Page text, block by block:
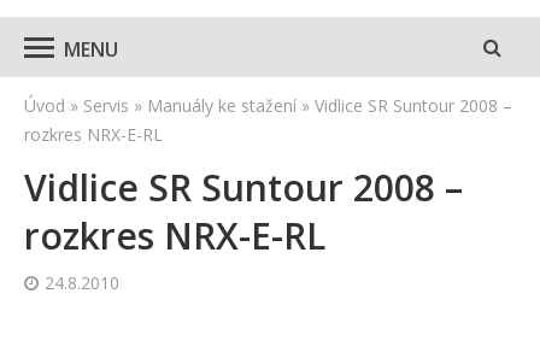
MENU
Úvod » Servis » Manuály ke stažení » Vidlice SR Suntour 2008 –
rozkres NRX-E-RL
Vidlice SR Suntour 2008 –
rozkres NRX-E-RL
24.8.2010